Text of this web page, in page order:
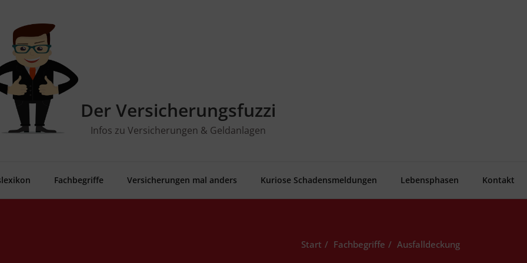
Der Versicherungsfuzzi
Infos zu Versicherungen & Geldanlagen
Fach­be­grif­fe Ver­si­che­run­gen mal anders Kurio­se Schadensmeldungen Lebens­pha­sen Kon­takt
Start Fachbegriffe Aus­fall­de­ckung